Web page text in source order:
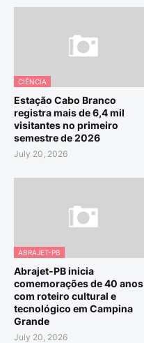
CIÊNCIA
Estação Cabo Branco
registra mais de 6,4 mil
visitantes no primeiro
semestre de 2026
July 20, 2026
ABRAJET-PB
Abrajet-PB inicia
comemorações de 40 anos
com roteiro cultural e
tecnológico em Campina
Grande
July 20, 2026